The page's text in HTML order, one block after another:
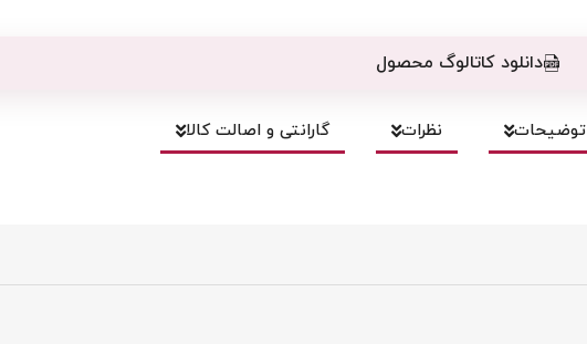
دانلود کاتالوگ محصول
توضیحات نظرات گارانتی و اصالت کالا